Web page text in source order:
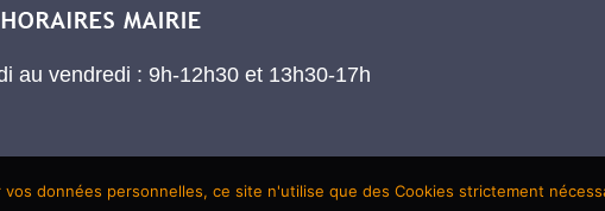
au vendredi : 9h-12h30 et 13h30-17h
vos données personnelles, ce site n'utilise que des Cookies strictement